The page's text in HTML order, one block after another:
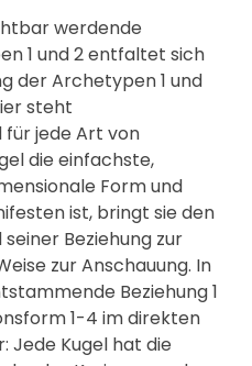
werdende
1 und 2 entfaltet sich
der Archetypen 1 und
steht
jede Art von
die einfachste,
Form und
ist, bringt sie den
Beziehung zur
zur Anschauung. In
Beziehung 1
1-4 im direkten
Jede Kugel hat die